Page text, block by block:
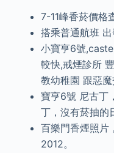
7-11峰香菸價格
搭乘普通航班
小寶亨6號
較快,戒煙診所
教幼稚園 跟惡魔
寶亨6號 尼古丁
丁，沒有菸抽的
百樂門香煙照片
2012。